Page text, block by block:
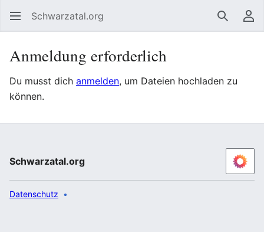
Schwarzatal.org Suchen
Anmeldung erforderlich
Du musst dich anmelden, um Dateien hochladen zu
können.
Schwarzatal.org
Datenschutz